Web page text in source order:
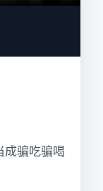
成骗吃骗喝